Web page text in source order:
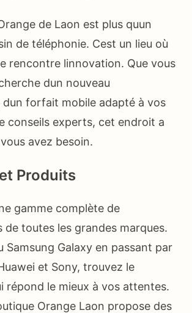
de Laon est plus quun
de téléphonie. Cest un lieu où
rencontre linnovation. Que vous
dun nouveau
forfait mobile adapté à vos
conseils experts, cet endroit a
avez besoin.
Produits
gamme complète de
de toutes les grandes marques.
Samsung Galaxy en passant par
et Sony, trouvez le
répond le mieux à vos attentes.
Orange Laon propose des